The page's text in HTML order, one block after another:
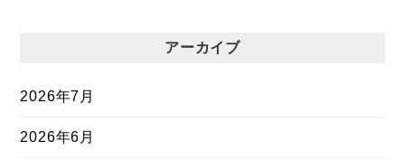
アーカイブ
2026年7月
2026年6月